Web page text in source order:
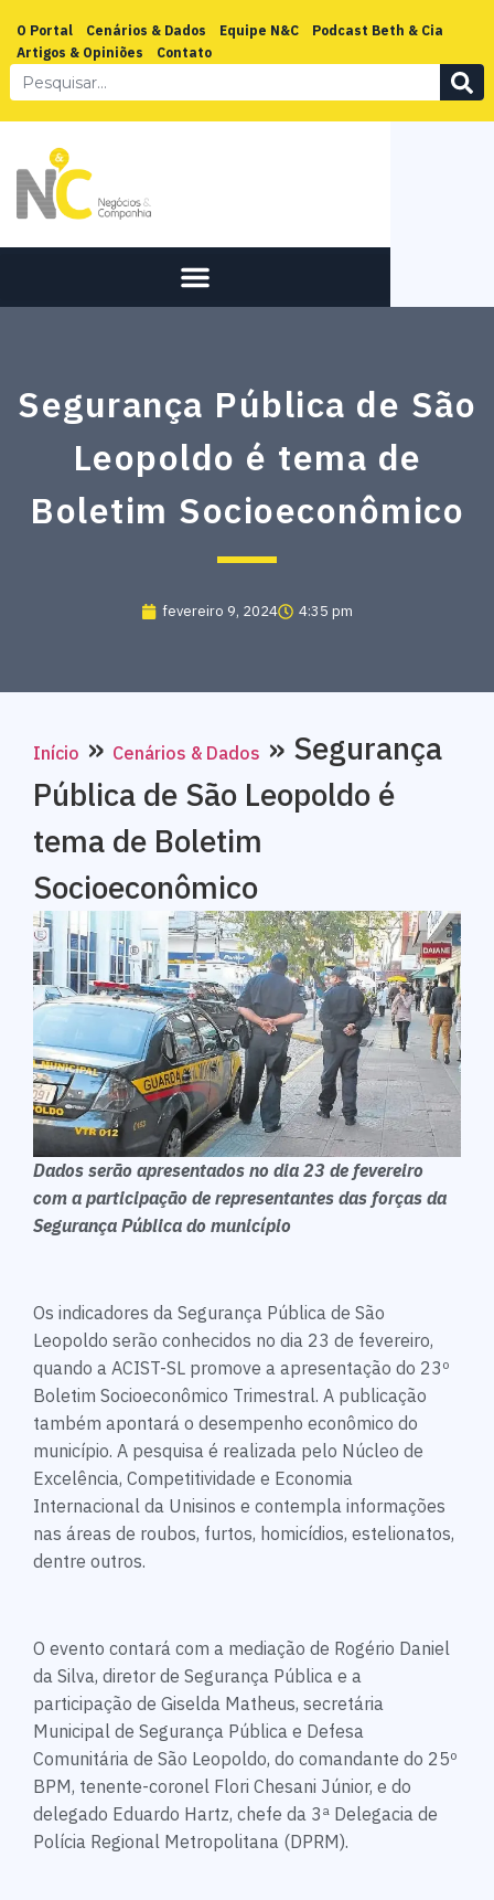
O Portal Cenários & Dados Equipe N&C
Podcast Beth & Cia
Artigos & Opiniões
Contato
Segurança Pública de São
Leopoldo é tema de
Boletim Socioeconômico
fevereiro 9, 2024 4:35 pm
Início » Cenários & Dados » Segurança
Pública de São Leopoldo é
tema de Boletim
Socioeconômico
Dados serão apresentados no dia 23 de fevereiro
com a participação de representantes das forças da
Segurança Pública do município
Os indicadores da Segurança Pública de São
Leopoldo serão conhecidos no dia 23 de fevereiro,
quando a ACIST-SL promove a apresentação do 23º
Boletim Socioeconômico Trimestral. A publicação
também apontará o desempenho econômico do
município. A pesquisa é realizada pelo Núcleo de
Excelência, Competitividade e Economia
Internacional da Unisinos e contempla informações
nas áreas de roubos, furtos, homicídios, estelionatos,
dentre outros.
O evento contará com a mediação de Rogério Daniel
da Silva, diretor de Segurança Pública e a
participação de Giselda Matheus, secretária
Municipal de Segurança Pública e Defesa
Comunitária de São Leopoldo, do comandante do 25º
BPM, tenente-coronel Flori Chesani Júnior, e do
delegado Eduardo Hartz, chefe da 3ª Delegacia de
Polícia Regional Metropolitana (DPRM).